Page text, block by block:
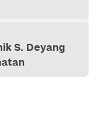
S. Deyang